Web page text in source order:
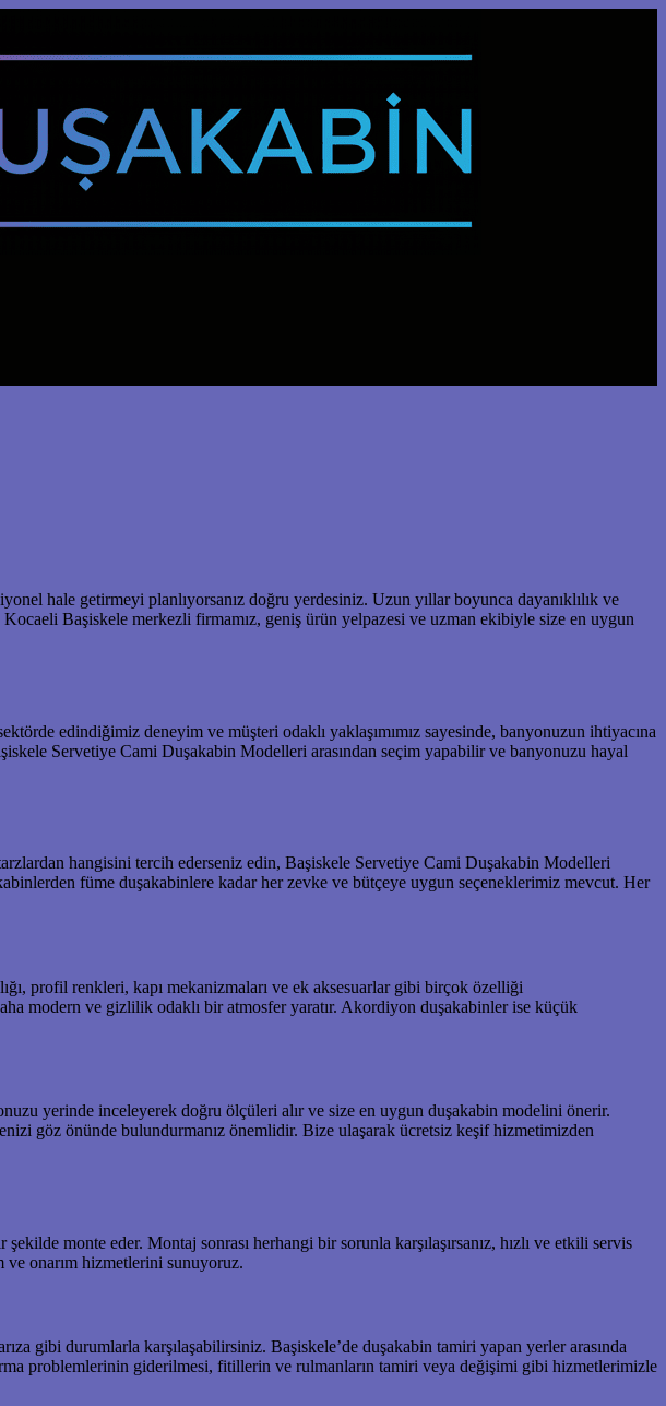
hale getirmeyi planlıyorsanız doğru yerdesiniz. Uzun yıllar boyunca dayanıklılık ve
Başiskele merkezli firmamız, geniş ürün yelpazesi ve uzman ekibiyle size en uygun
edindiğimiz deneyim ve müşteri odaklı yaklaşımımız sayesinde, banyonuzun ihtiyacına
Servetiye Cami Duşakabin Modelleri arasından seçim yapabilir ve banyonuzu hayal
hangisini tercih ederseniz edin, Başiskele Servetiye Cami Duşakabin Modelleri
füme duşakabinlere kadar her zevke ve bütçeye uygun seçeneklerimiz mevcut. Her
profil renkleri, kapı mekanizmaları ve ek aksesuarlar gibi birçok özelliği
modern ve gizlilik odaklı bir atmosfer yaratır. Akordiyon duşakabinler ise küçük
yerinde inceleyerek doğru ölçüleri alır ve size en uygun duşakabin modelini önerir.
göz önünde bulundurmanız önemlidir. Bize ulaşarak ücretsiz keşif hizmetimizden
monte eder. Montaj sonrası herhangi bir sorunla karşılaşırsanız, hızlı ve etkili servis
ve onarım hizmetlerini sunuyoruz.
gibi durumlarla karşılaşabilirsiniz. Başiskele’de duşakabin tamiri yapan yerler arasında
problemlerinin giderilmesi, fitillerin ve rulmanların tamiri veya değişimi gibi hizmetlerimizle